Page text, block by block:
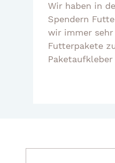
Wir haben in
Spendern
wir immer
Futterpakete